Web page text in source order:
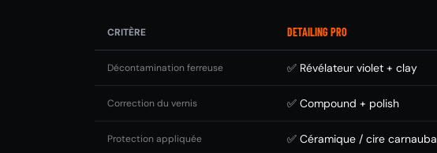
CRITÈRE DETAILING PRO
Décontamination ferreuse ✅ Révélateur violet + clay
Correction du vernis ✅ Compound + polish
Protection appliquée ✅ Céramique / cire carnauba